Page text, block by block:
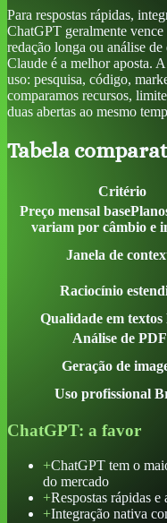
Para respostas rápidas,
ChatGPT geralmente
redação longa ou análise
Claude é a melhor aposta.
uso: pesquisa, código,
comparamos recursos,
duas abertas ao mesmo
Tabela
Critério
Preço mensal base
variam por câmbio e
Janela de
Raciocínio
Qualidade em textos
Análise de
Geração de
Uso profissional
ChatGPT: a favor
+ChatGPT tem o
do mercado
+Respostas rápidas e
+Integração nativa